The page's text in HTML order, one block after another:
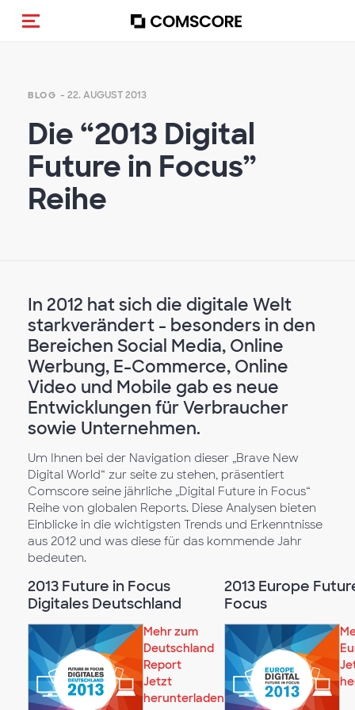
Navigation (de-)aktivieren
BLOG - 22. AUGUST 2013
Die “2013 Digital
Future in Focus”
Reihe
In 2012 hat sich die digitale Welt
starkverändert - besonders in den
Bereichen Social Media, Online
Werbung, E-Commerce, Online
Video und Mobile gab es neue
Entwicklungen für Verbraucher
sowie Unternehmen.
Um Ihnen bei der Navigation dieser „Brave New
Digital World“ zur seite zu stehen, präsentiert
Comscore seine jährliche „Digital Future in Focus“
Reihe von globalen Reports. Diese Analysen bieten
Einblicke in die wichtigsten Trends und Erkenntnisse
aus 2012 und was diese für das kommende Jahr
bedeuten.
2013 Future in Focus
Digitales Deutschland
2013 Europe
Focus
Mehr zum
Deutschland
Report
Jetzt
herunterladen